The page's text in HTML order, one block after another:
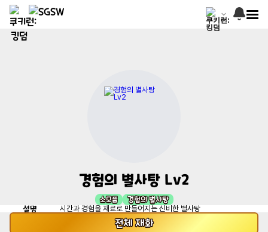
경험의 별사탕 Lv2
소모품 경험의 별사탕
설명 시간과 경험을 재료로 만들어지는 신비한 별사탕
전체재화